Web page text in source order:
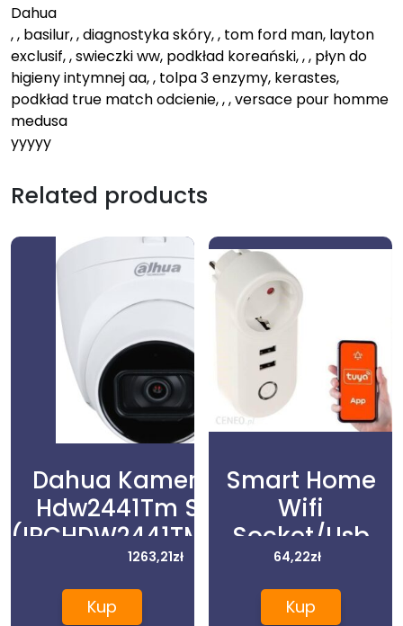
Dahua
, , basilur, , diagnostyka skóry, , tom ford man, layton
exclusif, , swieczki ww, podkład koreański, , , płyn do
higieny intymnej aa, , tolpa 3 enzymy, kerastes,
podkład true match odcienie, , , versace pour homme
medusa
yyyyy
Related products
Dahua Kamera Ip Ipc
Hdw2441Tm S 0280B
(IPCHDW2441TMS0280B)
1263,21zł
Kup
Smart Home
Wifi
Socket/Usb
Atlo-P1U2-
Tuya Genway
64,22zł
Kup